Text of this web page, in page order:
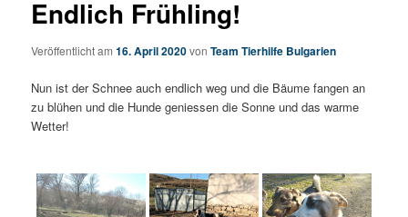
Endlich Frühling!
Veröffentlicht am16. April 2020vonTeam Tierhilfe Bulgarien
Nun ist der Schnee auch endlich weg und die Bäume fangen an
zu blühen und die Hunde geniessen die Sonne und das warme
Wetter!